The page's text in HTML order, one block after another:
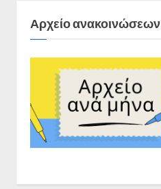
Αρχείο ανακοινώσεων